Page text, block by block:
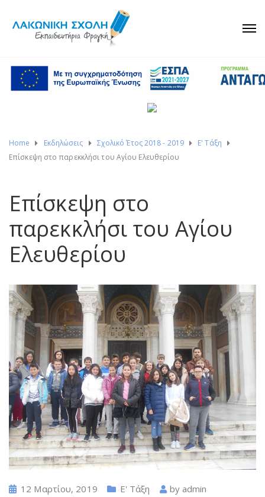
Home Εκδηλώσεις Σχολικό Έτος 2018 - 2019
Ε' Τάξη
Επίσκεψη στο παρεκκλήσι του Αγίου Ελευθερίου
Επίσκεψη στο
παρεκκλήσι του Αγίου
Ελευθερίου
12 Μαρτίου, 2019 Ε' Τάξη by admin